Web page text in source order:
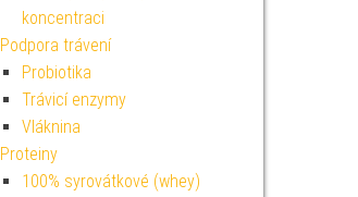
koncentraci
Podpora trávení
Probiotika
Trávicí enzymy
Vláknina
Proteiny
100% syrovátkové (whey)